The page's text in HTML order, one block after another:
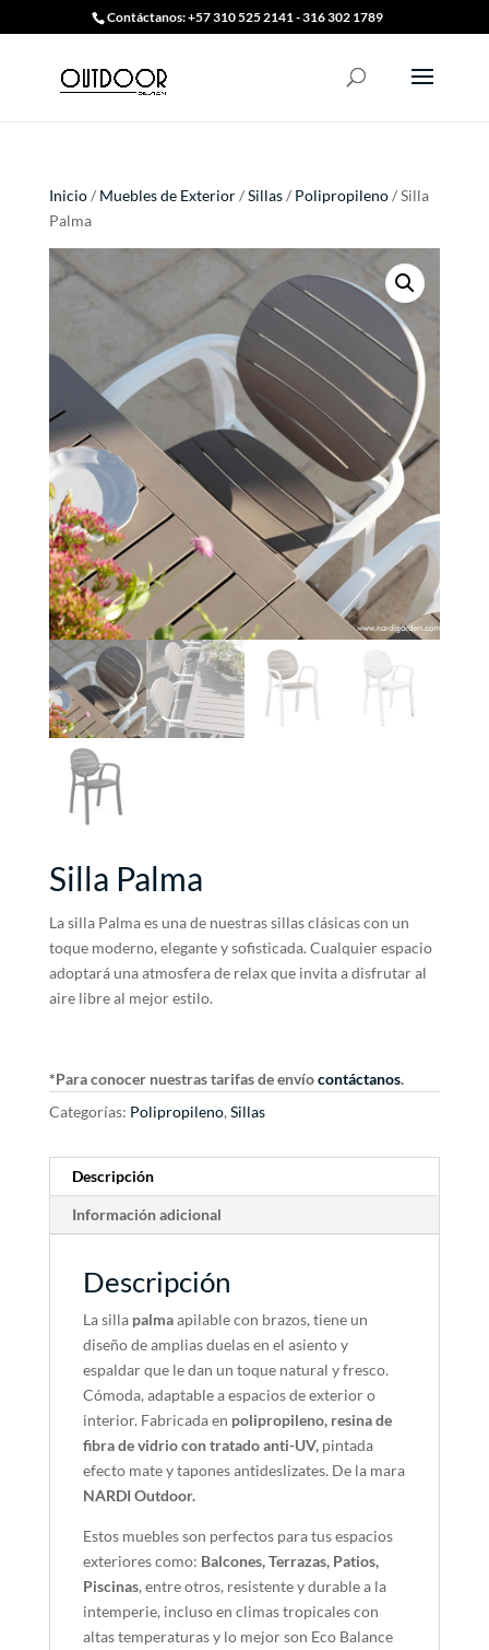
Contáctanos: +57 310 525 2141 - 316 302 1789
Inicio/ Muebles de Exterior/Sillas/ Polipropileno/ Silla
Palma
Silla Palma
La silla Palma es una de nuestras sillas clásicas con un
toque moderno, elegante y sofisticada. Cualquier espacio
adoptará una atmosfera de relax que invita a disfrutar al
aire libre al mejor estilo.
*Para conocer nuestras tarifas de envíocontáctanos.
Categorías: Polipropileno, Sillas
Descripción
Información adicional
Descripción
La silla palmaapilable con brazos, tiene un
diseño de amplias duelas en el asiento y
espaldar que le dan un toque natural y fresco.
Cómoda, adaptable a espacios de exterior o
interior. Fabricada en polipropileno, resina de
fibra de vidrio con tratado anti-UV,pintada
efecto mate y tapones antideslizates. De la mara
NARDI Outdoor.
Estos muebles son perfectos para tus espacios
exteriores como: Balcones, Terrazas, Patios,
Piscinas, entre otros, resistente y durable a la
intemperie, incluso en climas tropicales con
altas temperaturas y lo mejor son Eco Balance